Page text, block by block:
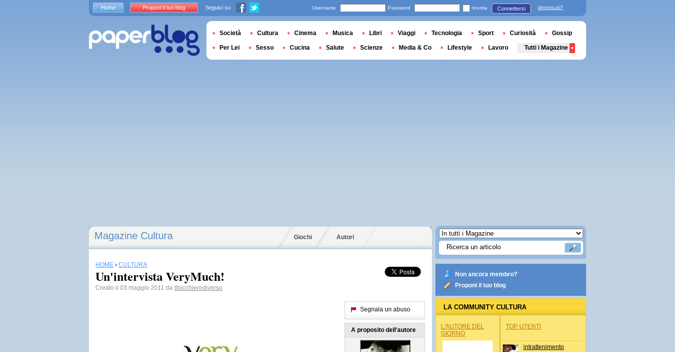
Magazine Cultura Giochi Autori
HOME › CULTURA
Un'intervista VeryMuch!
Creato il 03 maggio 2011 da Ilbicchierediverso
Segnala un abuso
A proposito dell'autore
Non ancora membro?
Proponi il tuo blog
LA COMMUNITY CULTURA
L'AUTORE DEL
GIORNO
TOP UTENTI
intrattenimento
Home Proponi il tuo blog Seguici su Username Password ricorda Connettersi dimenticati?
Società Cultura Cinema Musica Libri Viaggi Tecnologia Sport Curiosità Gossip
Per Lei Sesso Cucina Salute Scienze Media & Co Lifestyle Lavoro Tutti i Magazine